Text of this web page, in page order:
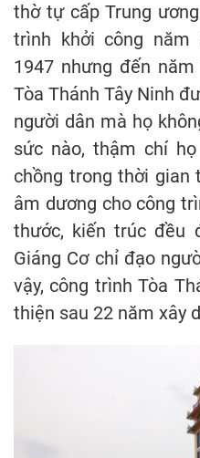
thờ tự cấp Trung
trình khởi công năm
1947 nhưng đến
Tòa Thánh Tây Ninh
người dân mà họ
sức nào, thậm chí
chồng trong thời gian
âm dương cho công
thước, kiến trúc đều
Giáng Cơ chỉ đạo
vậy, công trình Tòa
thiện sau 22 năm xây